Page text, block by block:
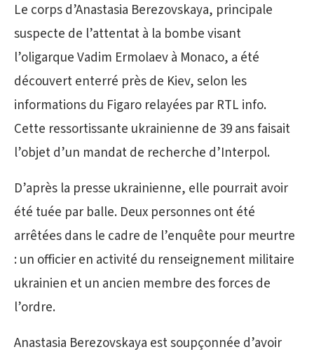
Le corps d’Anastasia Berezovskaya, principale
suspecte de l’attentat à la bombe visant
l’oligarque Vadim Ermolaev à Monaco, a été
découvert enterré près de Kiev, selon les
informations du Figaro relayées par RTL info.
Cette ressortissante ukrainienne de 39 ans faisait
l’objet d’un mandat de recherche d’Interpol.
D’après la presse ukrainienne, elle pourrait avoir
été tuée par balle. Deux personnes ont été
arrêtées dans le cadre de l’enquête pour meurtre
: un officier en activité du renseignement militaire
ukrainien et un ancien membre des forces de
l’ordre.
Anastasia Berezovskaya est soupçonnée d’avoir